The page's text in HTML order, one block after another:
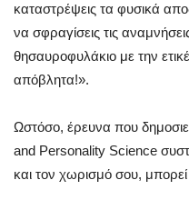
καταστρέψεις τα φυσικά
να σφραγίσεις τις
θησαυροφυλάκιο με την
απόβλητα!».
Ωστόσο, έρευνα που
and Personality Science
και τον χωρισμό σου,